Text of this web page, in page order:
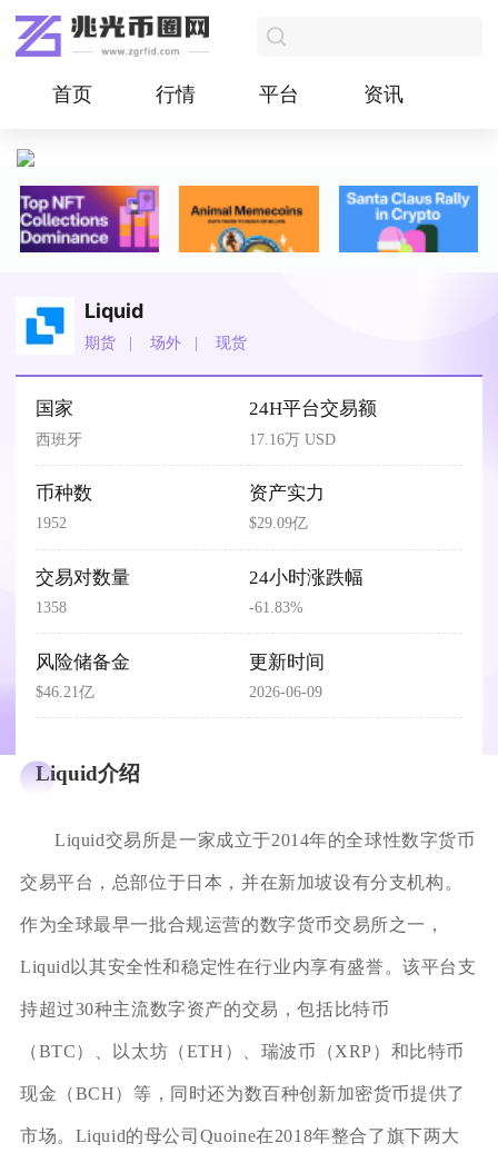
首页 行情 平台 资讯
Liquid
期货 场外 现货
国家
西班牙
24H平台交易额
17.16万 USD
币种数
1952
资产实力
$29.09亿
交易对数量
1358
24小时涨跌幅
-61.83%
风险储备金
$46.21亿
更新时间
2026-06-09
Liquid介绍
Liquid交易所是一家成立于2014年的全球性数字货币
交易平台，总部位于日本，并在新加坡设有分支机构。
作为全球最早一批合规运营的数字货币交易所之一，
Liquid以其安全性和稳定性在行业内享有盛誉。该平台支
持超过30种主流数字资产的交易，包括比特币
（BTC）、以太坊（ETH）、瑞波币（XRP）和比特币
现金（BCH）等，同时还为数百种创新加密货币提供了
市场。Liquid的母公司Quoine在2018年整合了旗下两大